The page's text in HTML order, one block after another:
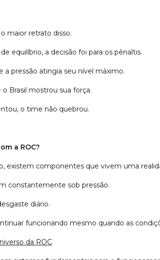
maior retrato disso.
equilíbrio, a decisão foi para os pênaltis.
a pressão atingia seu nível máximo.
Brasil mostrou sua força.
o time não quebrou.
a ROC?
existem componentes que vivem uma
constantemente sob pressão.
diário.
funcionando mesmo quando as
da ROC.